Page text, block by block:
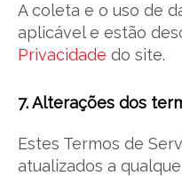
A coleta e o uso de
aplicável e estão
Privacidade do site.
7. Alterações dos
Estes Termos de
atualizados a